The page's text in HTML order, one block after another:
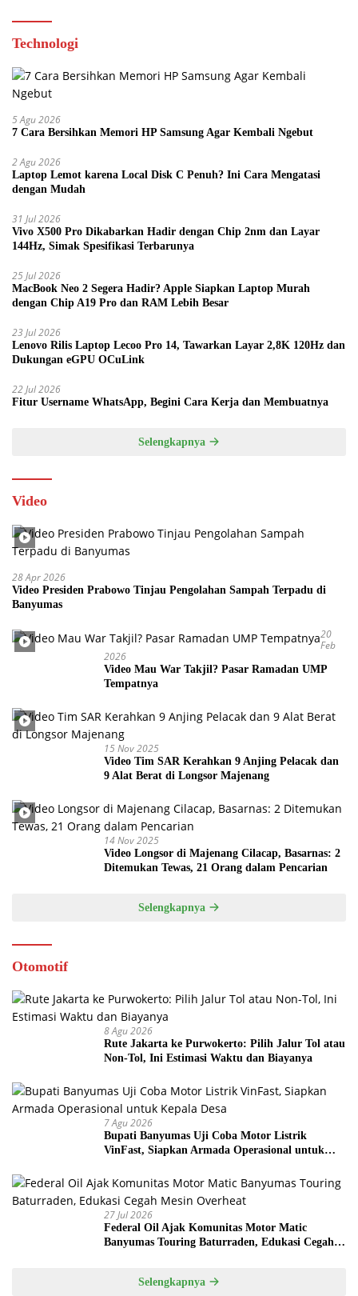
Technologi
5 Agu 2026
7 Cara Bersihkan Memori HP Samsung Agar Kembali Ngebut
2 Agu 2026
Laptop Lemot karena Local Disk C Penuh? Ini Cara Mengatasi
dengan Mudah
31 Jul 2026
Vivo X500 Pro Dikabarkan Hadir dengan Chip 2nm dan Layar
144Hz, Simak Spesifikasi Terbarunya
25 Jul 2026
MacBook Neo 2 Segera Hadir? Apple Siapkan Laptop Murah
dengan Chip A19 Pro dan RAM Lebih Besar
23 Jul 2026
Lenovo Rilis Laptop Lecoo Pro 14, Tawarkan Layar 2,8K 120Hz dan
Dukungan eGPU OCuLink
22 Jul 2026
Fitur Username WhatsApp, Begini Cara Kerja dan Membuatnya
Selengkapnya
Video
28 Apr 2026
Video Presiden Prabowo Tinjau Pengolahan Sampah Terpadu di
Banyumas
20
Feb
2026
Video Mau War Takjil? Pasar Ramadan UMP
Tempatnya
15 Nov 2025
Video Tim SAR Kerahkan 9 Anjing Pelacak dan
9 Alat Berat di Longsor Majenang
14 Nov 2025
Video Longsor di Majenang Cilacap, Basarnas: 2
Ditemukan Tewas, 21 Orang dalam Pencarian
Selengkapnya
Otomotif
8 Agu 2026
Rute Jakarta ke Purwokerto: Pilih Jalur Tol atau
Non-Tol, Ini Estimasi Waktu dan Biayanya
7 Agu 2026
Bupati Banyumas Uji Coba Motor Listrik
VinFast, Siapkan Armada Operasional untuk
27 Jul 2026
Federal Oil Ajak Komunitas Motor Matic
Banyumas Touring Baturraden, Edukasi Cegah
Selengkapnya